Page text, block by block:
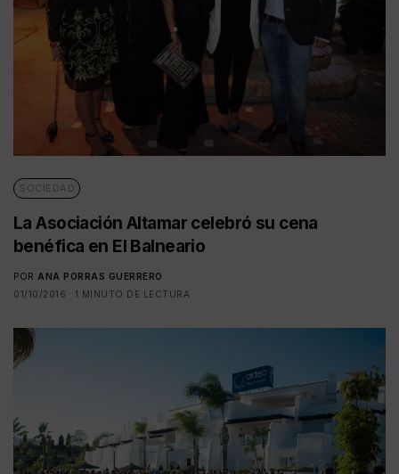
SOCIEDAD
La Asociación Altamar celebró su cena
benéfica en El Balneario
POR ANA PORRAS GUERRERO
01/10/2016
1 MINUTO DE LECTURA